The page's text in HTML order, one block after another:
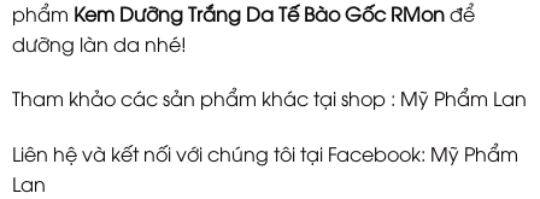
phẩm Kem Dưỡng Trắng Da Tế Bào Gốc RMonđể
dưỡng làn da nhé!
Tham khảo các sản phẩm khác tại shop : Mỹ Phẩm Lan
Liên hệ và kết nối với chúng tôi tại Facebook: Mỹ Phẩm
Lan